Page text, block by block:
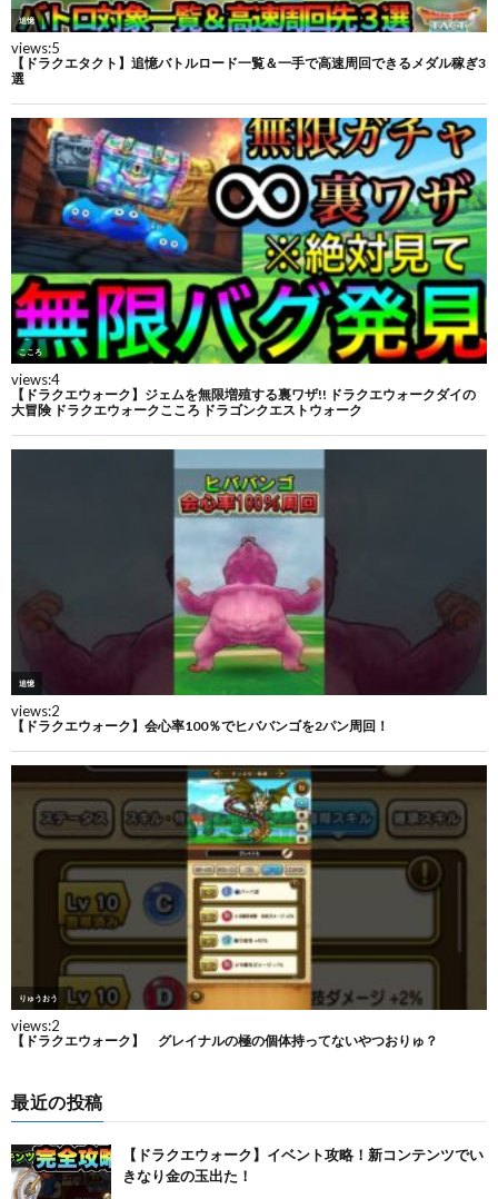
最近の投稿
【ドラクエウォーク】イベント攻略！新コンテンツでい
きなり金の玉出た！